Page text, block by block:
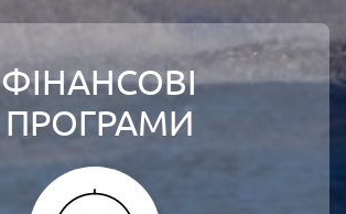
ФІНАНСОВІ
ПРОГРАМИ